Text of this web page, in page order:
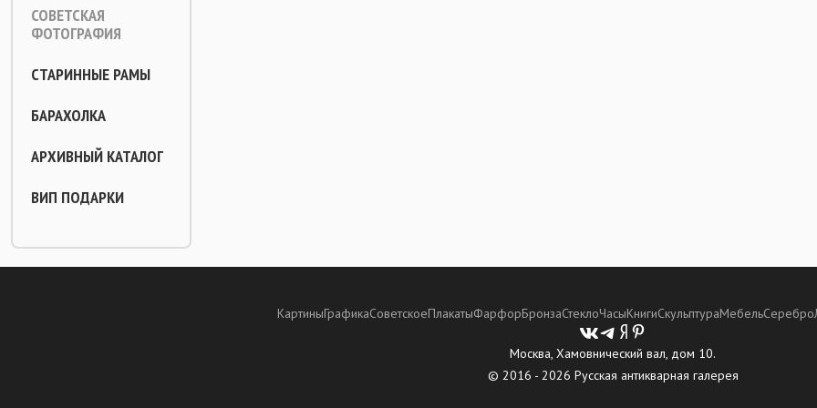
СОВЕТСКАЯ
ФОТОГРАФИЯ
СТАРИННЫЕ РАМЫ
БАРАХОЛКА
АРХИВНЫЙ КАТАЛОГ
ВИП ПОДАРКИ
КартиныГрафикаСоветскоеПлакатыФарфорБронзаСтеклоЧасыКнигиСкульптураМебельСеребро
Москва, Хамовнический вал, дом 10.
© 2016 - 2026 Русская антикварная галерея